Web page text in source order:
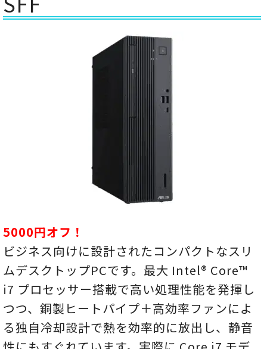
5000円オフ！
ビジネス向けに設計されたコンパクトなスリ
ムデスクトップPCです。最大 Intel® Core™
i7 プロセッサー搭載で高い処理性能を発揮し
つつ、銅製ヒートパイプ＋高効率ファンによ
る独自冷却設計で熱を効率的に放出し、静音